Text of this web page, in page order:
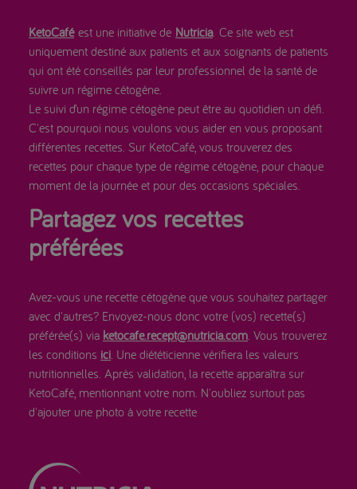
KetoCaféest une initiative de Nutricia. Ce site web est
uniquement destiné aux patients et aux soignants de patients
qui ont été conseillés par leur professionnel de la santé de
suivre un régime cétogène.
Le suivi d’un régime cétogène peut être au quotidien un défi.
C'est pourquoi nous voulons vous aider en vous proposant
différentes recettes. Sur KetoCafé, vous trouverez des
recettes pour chaque type de régime cétogène, pour chaque
moment de la journée et pour des occasions spéciales.
Partagez vos recettes
préférées
Avez-vous une recette cétogène que vous souhaitez partager
avec d'autres? Envoyez-nous donc votre (vos) recette(s)
préférée(s) via ketocafe.recept@nutricia.com. Vous trouverez
les conditions ici. Une diététicienne vérifiera les valeurs
nutritionnelles. Après validation, la recette apparaîtra sur
KetoCafé, mentionnant votre nom. N'oubliez surtout pas
d'ajouter une photo à votre recette